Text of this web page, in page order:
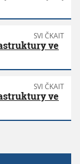
SVI ČKAIT
ve
SVI ČKAIT
ve